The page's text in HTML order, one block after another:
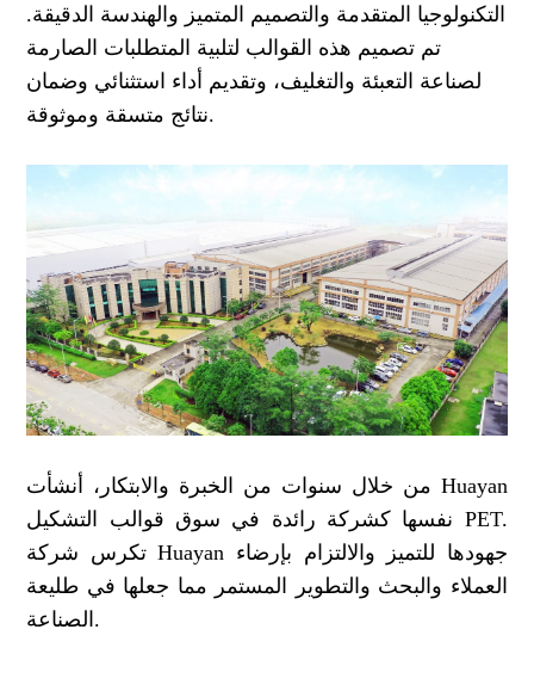
التكنولوجيا المتقدمة والتصميم المتميز والهندسة الدقيقة.
تم تصميم هذه القوالب لتلبية المتطلبات الصارمة
لصناعة التعبئة والتغليف، وتقديم أداء استثنائي وضمان
نتائج متسقة وموثوقة.
من خلال سنوات من الخبرة والابتكار، أنشأت Huayan
نفسها كشركة رائدة في سوق قوالب التشكيل PET.
تكرس شركة Huayan جهودها للتميز والالتزام بإرضاء
العملاء والبحث والتطوير المستمر مما جعلها في طليعة
الصناعة.